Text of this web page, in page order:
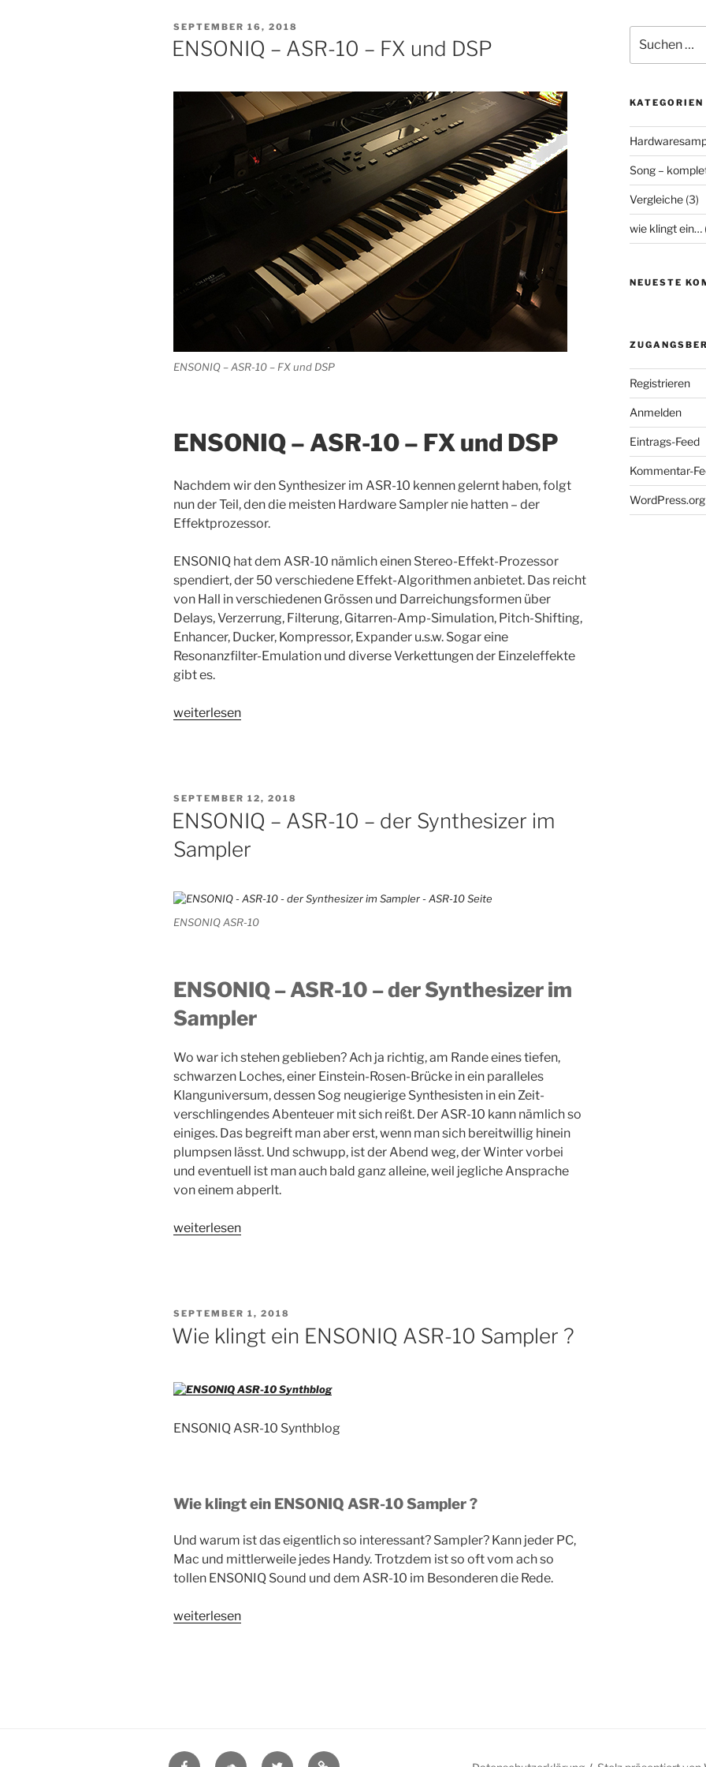
VERÖFFENTLICHT
AM
SEPTEMBER 16, 2018
ENSONIQ – ASR-10 – FX und DSP
ENSONIQ – ASR-10 – FX und DSP
ENSONIQ – ASR-10 – FX und DSP
Nachdem wir den Synthesizer im ASR-10 kennen gelernt haben, folgt
nun der Teil, den die meisten Hardware Sampler nie hatten – der
Effektprozessor.
ENSONIQ hat dem ASR-10 nämlich einen Stereo-Effekt-Prozessor
spendiert, der 50 verschiedene Effekt-Algorithmen anbietet. Das reicht
von Hall in verschiedenen Grössen und Darreichungsformen über
Delays, Verzerrung, Filterung, Gitarren-Amp-Simulation, Pitch-Shifting,
Enhancer, Ducker, Kompressor, Expander u.s.w. Sogar eine
Resonanzfilter-Emulation und diverse Verkettungen der Einzeleffekte
gibt es.
„ENSONIQ
und
DSP“
weiterlesen
VERÖFFENTLICHT
AM
SEPTEMBER 12, 2018
ENSONIQ – ASR-10 – der Synthesizer im
Sampler
ENSONIQ ASR-10
ENSONIQ – ASR-10 – der Synthesizer im
Sampler
Wo war ich stehen geblieben? Ach ja richtig, am Rande eines tiefen,
schwarzen Loches, einer Einstein-Rosen-Brücke in ein paralleles
Klanguniversum, dessen Sog neugierige Synthesisten in ein Zeit-
verschlingendes Abenteuer mit sich reißt. Der ASR-10 kann nämlich so
einiges. Das begreift man aber erst, wenn man sich bereitwillig hinein
plumpsen lässt. Und schwupp, ist der Abend weg, der Winter vorbei
und eventuell ist man auch bald ganz alleine, weil jegliche Ansprache
von einem abperlt.
„ENSONIQ
der
Synthesizer
Sampler“
weiterlesen
VERÖFFENTLICHT
AM
SEPTEMBER 1, 2018
Wie klingt ein ENSONIQ ASR-10 Sampler ?
ENSONIQ ASR-10 Synthblog
Wie klingt ein ENSONIQ ASR-10 Sampler ?
Und warum ist das eigentlich so interessant? Sampler? Kann jeder PC,
Mac und mittlerweile jedes Handy. Trotzdem ist so oft vom ach so
tollen ENSONIQ Sound und dem ASR-10 im Besonderen die Rede.
„Wie
?“
weiterlesen
nach:
KATEGORIEN
Song –
Vergleiche(3)
wie klingt ein…
NEUESTE
Registrieren
Anmelden
Eintrags-Feed
Kommentar-
WordPress.org
FacebookSoundcloudTwitter Myspace